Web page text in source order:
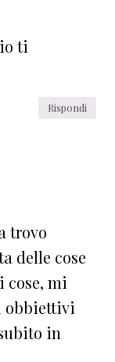
ti
Rispondi
trovo
delle cose
mi
obbiettivi
in